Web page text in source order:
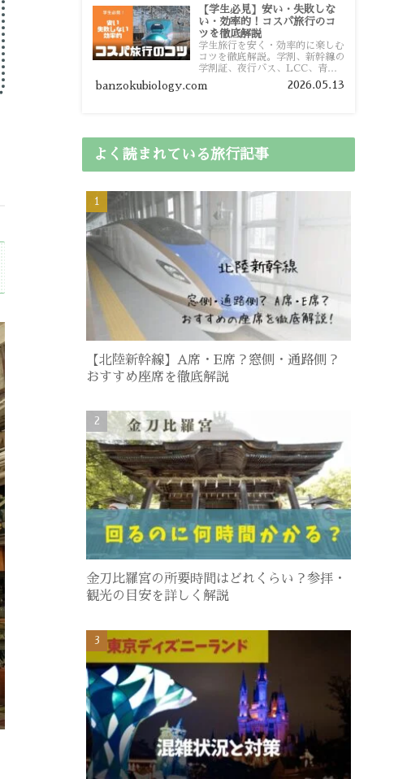
【学生必見】安い・失敗しな
い・効率的！コスパ旅行のコ
ツを徹底解説
学生旅行を安く・効率的に楽しむ
コツを徹底解説。学割、新幹線の
学割証、夜行バス、LCC、青春
18きっぷ、レンタカー割り勘な
ど、学生向けの節約旅行術を詳し
banzokubiology.com 2026.05.13
よく読まれている旅行記事
【北陸新幹線】A席・E席？窓側・通路側？
おすすめ座席を徹底解説
金刀比羅宮の所要時間はどれくらい？参拝・
観光の目安を詳しく解説